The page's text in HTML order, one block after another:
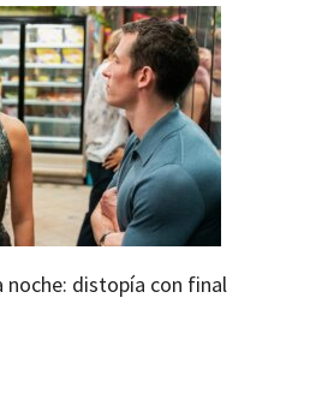
noche: distopía con final